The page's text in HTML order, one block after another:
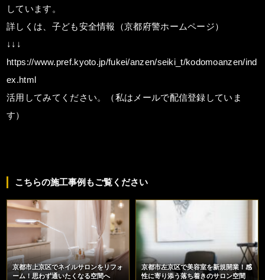
しています。
詳しくは、子ども安全情報（京都府警ホームページ）
↓↓↓
https://www.pref.kyoto.jp/fukei/anzen/seiki_t/kodomoanzen/ind
ex.html
活用してみてください。（私はメールで配信登録していま
す）
こちらの施工事例もご覧ください
京都市上京区でネイルサロンをリフォ
ーム！思わず通いたくなる空間へ
京都市左京区で美容室を新規開業！感
性に寄り添う落ち着きのサロン空間